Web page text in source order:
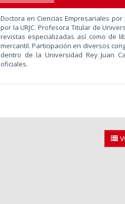
Doctora en Ciencias Empresariales
por la URJC. Profesora Titular de
revistas especializadas así como de
mercantil. Participación en diversos
dentro de la Universidad Rey Juan
oficiales.